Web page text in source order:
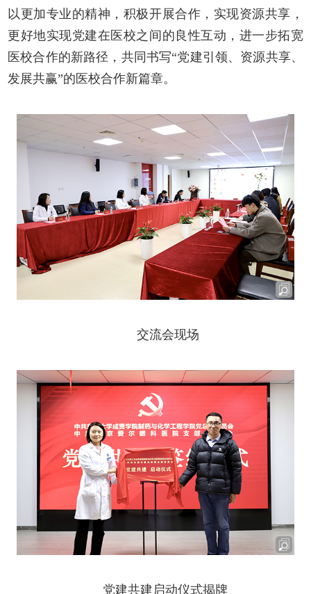
以 更加专业的精神，积极开展合作，实现资源共享，
更好地实现党建在医校之间的良性互动，进一步拓宽
医校合作的新路径， 共同书写“党建引领、资源共享、
发展共赢”的医校合作新篇章。
交流会现场
党建共建启动仪式揭牌